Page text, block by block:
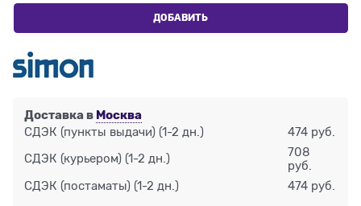
ДОБАВИТЬ
Доставка в Москва
СДЭК (пункты выдачи) (1-2 дн.) 474 руб.
СДЭК (курьером) (1-2 дн.)
708
руб.
СДЭК (постаматы) (1-2 дн.) 474 руб.